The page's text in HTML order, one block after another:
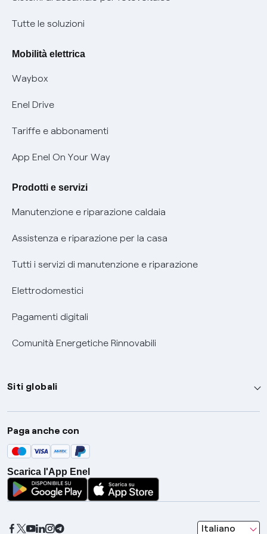
Condizioni generali di contratto prodotti e servizi
Informativa RAEE
Informativa Privacy AI
Nuove regole europee per la protezione dei dati
Offerte Placet non vulnerabili
Offerta Tutela Vulnerabilità Gas
Mobilità Elettrica
Phishing e truffe online
Verifica chi ti ha chiamato
Agevolazione utenti con disabilità per offerte Fibra
Informativa RAEE
Tutte le soluzioni
Mobilità elettrica
Waybox
Enel Drive
Tariffe e abbonamenti
App Enel On Your Way
Prodotti e servizi
Manutenzione e riparazione caldaia
Assistenza e riparazione per la casa
Tutti i servizi di manutenzione e riparazione
Elettrodomestici
Pagamenti digitali
Comunità Energetiche Rinnovabili
Siti globali
Enel Group
Enel Green Power
Global Trading
Global Procurement
Gridspertise
Paga anche con
Scarica l'App Enel
Italiano
seleziona una